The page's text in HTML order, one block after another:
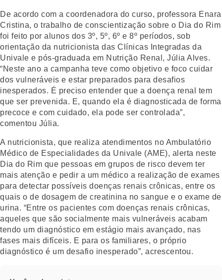
De acordo com a coordenadora do curso, professora Enara
Cristina, o trabalho de conscientização sobre o Dia do Rim
foi feito por alunos dos 3º, 5º, 6º e 8º períodos, sob
orientação da nutricionista das Clínicas Integradas da
Univale e pós-graduada em Nutrição Renal, Júlia Alves.
“Neste ano a campanha teve como objetivo e foco cuidar
dos vulneráveis e estar preparados para desafios
inesperados. É preciso entender que a doença renal tem
que ser prevenida. E, quando ela é diagnosticada de forma
precoce e com cuidado, ela pode ser controlada”,
comentou Júlia.
A nutricionista, que realiza atendimentos no Ambulatório
Médico de Especialidades da Univale (AME), alerta neste
Dia do Rim que pessoas em grupos de risco devem ter
mais atenção e pedir a um médico a realização de exames
para detectar possíveis doenças renais crônicas, entre os
quais o de dosagem de creatinina no sangue e o exame de
urina. “Entre os pacientes com doenças renais crônicas,
aqueles que são socialmente mais vulneráveis acabam
tendo um diagnóstico em estágio mais avançado, nas
fases mais difíceis. E para os familiares, o próprio
diagnóstico é um desafio inesperado”, acrescentou.